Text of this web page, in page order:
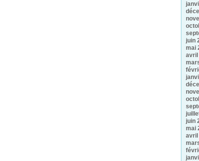
juin
mai
avril
juin
mai
avril